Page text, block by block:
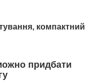
компактний
придбати